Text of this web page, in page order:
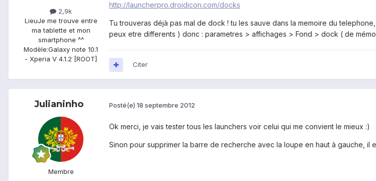
2,9k
LieuJe me trouve entre
ma tablette et mon
smartphone ^^
Modèle:Galaxy note 10.1
- Xperia V 4.1.2 [ROOT]
http://launcherpro.droidicon.com/docks
Tu trouveras déjà pas mal de dock ! tu les sauve dans la memoire du
peux etre differents ) donc : parametres > affichages > Fond > dock ( de
Citer
Julianinho
Membre
Posté(e) 18 septembre 2012
Ok merci, je vais tester tous les launchers voir celui qui me convient le mieux :)
Sinon pour supprimer la barre de recherche avec la loupe en haut à gauche, il